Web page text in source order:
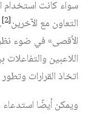
سواء كانت استخدام
التعاون مع الآخرين[2]
الأقصى» في ضوء
اللاعبين
اتخاذ القرارات